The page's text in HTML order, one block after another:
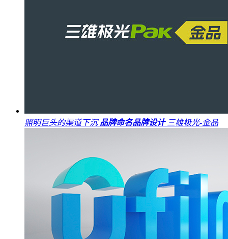
照明巨头的渠道下沉品牌命名品牌设计 三雄极光-金品